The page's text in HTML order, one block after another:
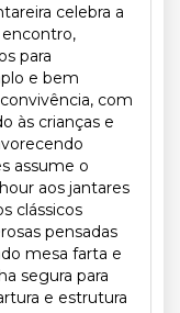
celebra a
para
e bem
com
às crianças e
assume o
aos jantares
clássicos
pensadas
mesa farta e
segura para
e estrutura